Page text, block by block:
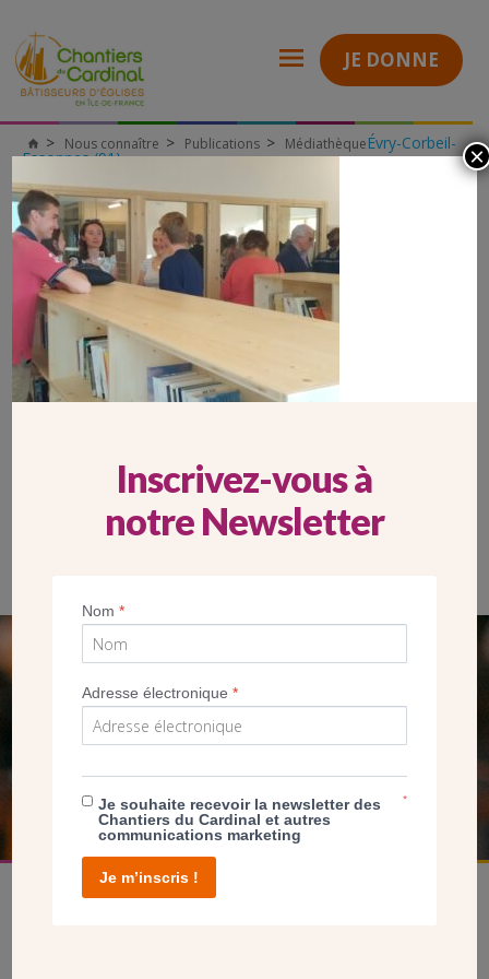
JE DONNE
Chantiers
Cardinal
Nous connaître Publications MédiathèqueÉvry-Corbeil-
Essonnes (91)
Chardin à Saclay (91)
POT Saclay 2
POT SACLAY 2
SEUL VOTRE DON
NOUS PERMET D’AGIR
FAIRE UN DON
Inscrivez-vous à
notre Newsletter
Nom*
Adresse électronique*
Je souhaite recevoir la newsletter des
Chantiers du Cardinal et autres
communications marketing
*
Je m’inscris !
×